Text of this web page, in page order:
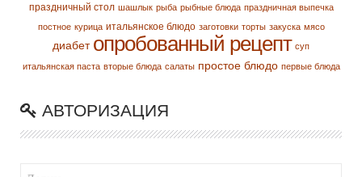
праздничный стол шашлык рыба рыбные блюда праздничная выпечка
постное курица итальянское блюдо заготовки торты закуска мясо
диабет опробованный рецепт суп
итальянская паста вторые блюда салаты простое блюдо первые блюда
АВТОРИЗАЦИЯ